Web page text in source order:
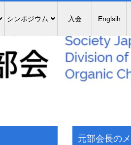
シンポジウム 入会 Englsih
元部会長の